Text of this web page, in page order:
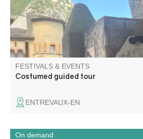
FESTIVALS & EVENTS
Costumed guided tour
ENTREVAUX-EN
On demand